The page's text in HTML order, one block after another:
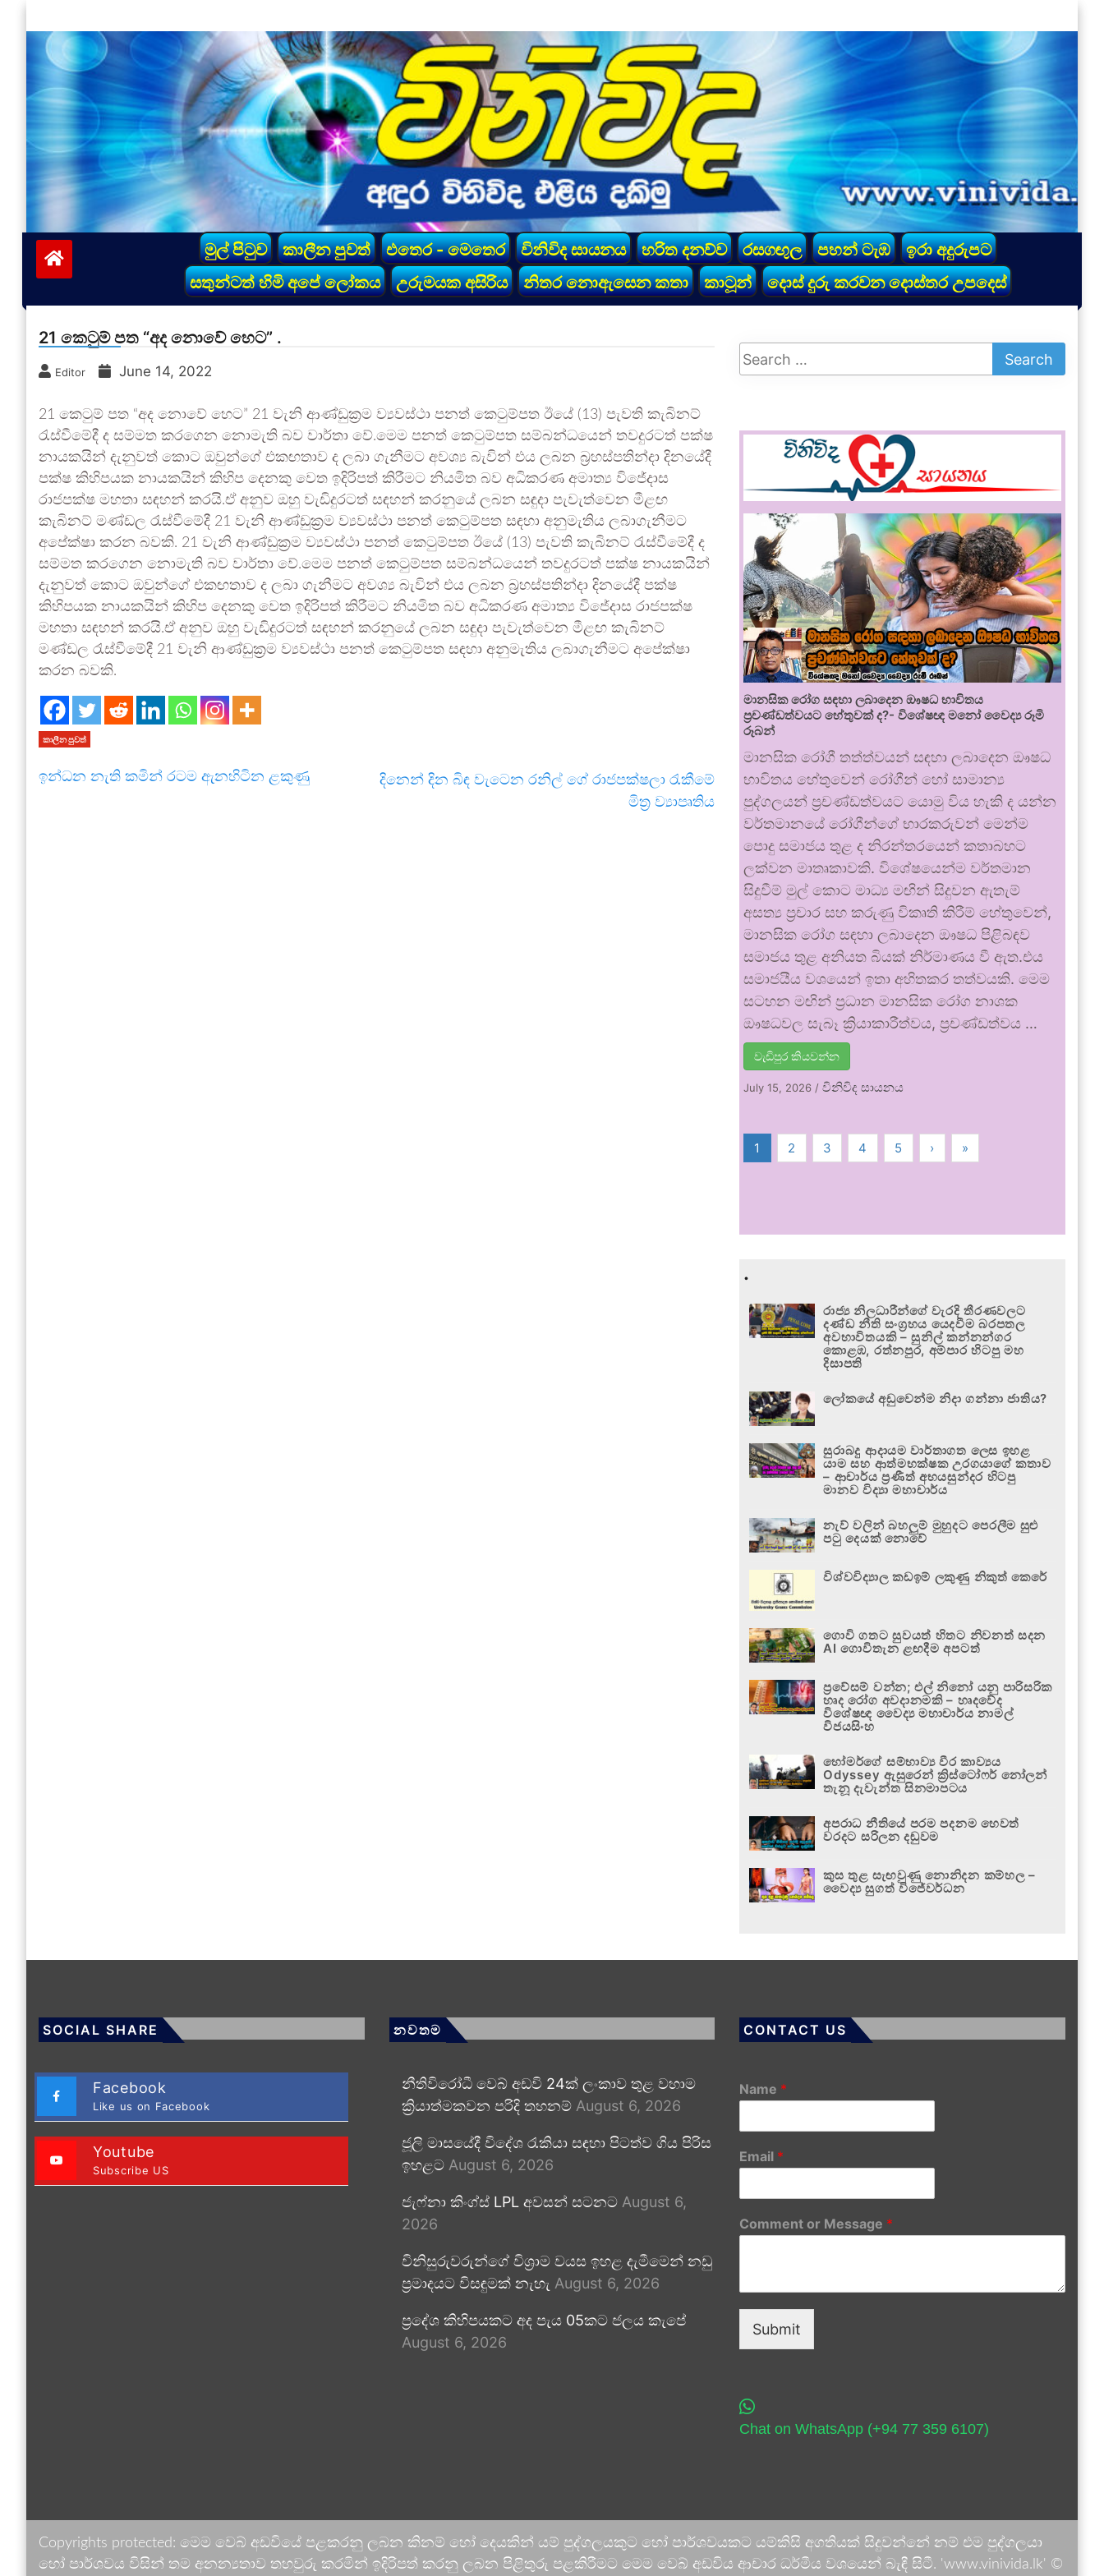
to
content
vinivida.lk
මුල් පිටුව කාලීන පුවත් එතෙර - මෙතෙර විනිවිද සායනය හරිත දනව්ව රසගඟුල පහන් ටැඹ
ඉරා අදුරුපට
සතුන්ටත් හිමි අපේ ලෝකය
උරුමයක අසිරිය නිතර නොඇසෙන කතා කාටූන් දොස් දුරු කරවන දොස්තර උපදෙස්
21 කෙටුම් පත “අද නොවේ හෙට” .
Editor June 14, 2022
21 කෙටුම් පත “අද නොවේ හෙට” 21 වැනි ආණ්ඩුක්‍රම ව්‍යවස්ථා පනත් කෙටුම්පත ඊයේ (13) පැවති කැබිනට්
රැස්වීමේදී ද සම්මත කරගෙන නොමැති බව වාර්තා වේ.මෙම පනත් කෙටුම්පත සම්බන්ධයෙන් තවදුරටත් පක්ෂ
නායකයින් දැනුවත් කොට ඔවුන්ගේ එකඟතාව ද ලබා ගැනීමට අවශ්‍ය බැවින් එය ලබන බ්‍රහස්පතින්දා දිනයේදී
පක්ෂ කිහිපයක නායකයින් කිහිප දෙනකු වෙත ඉදිරිපත් කිරීමට නියමිත බව අධිකරණ අමාත්‍ය විජේදාස
රාජපක්ෂ මහතා සඳහන් කරයි.ඒ අනුව ඔහු වැඩිදුරටත් සඳහන් කරනුයේ ලබන සඳුදා පැවැත්වෙන මීළඟ
කැබිනට් මණ්ඩල රැස්වීමේදී 21 වැනි ආණ්ඩුක්‍රම ව්‍යවස්ථා පනත් කෙටුම්පත සඳහා අනුමැතිය ලබාගැනීමට
අපේක්ෂා කරන බවකි. 21 වැනි ආණ්ඩුක්‍රම ව්‍යවස්ථා පනත් කෙටුම්පත ඊයේ (13) පැවති කැබිනට් රැස්වීමේදී ද
සම්මත කරගෙන නොමැති බව වාර්තා වේ.මෙම පනත් කෙටුම්පත සම්බන්ධයෙන් තවදුරටත් පක්ෂ නායකයින්
දැනුවත් කොට ඔවුන්ගේ එකඟතාව ද ලබා ගැනීමට අවශ්‍ය බැවින් එය ලබන බ්‍රහස්පතින්දා දිනයේදී පක්ෂ
කිහිපයක නායකයින් කිහිප දෙනකු වෙත ඉදිරිපත් කිරීමට නියමිත බව අධිකරණ අමාත්‍ය විජේදාස රාජපක්ෂ
මහතා සඳහන් කරයි.ඒ අනුව ඔහු වැඩිදුරටත් සඳහන් කරනුයේ ලබන සඳුදා පැවැත්වෙන මීළඟ කැබිනට්
මණ්ඩල රැස්වීමේදී 21 වැනි ආණ්ඩුක්‍රම ව්‍යවස්ථා පනත් කෙටුම්පත සඳහා අනුමැතිය ලබාගැනීමට අපේක්ෂා
කරන බවකි.
කාලීන පුවත්
ඉන්ධන නැති කමින් රටම ඇනහිටින ළකුණු
දිනෙන් දින බිඳ වැටෙන රනිල් ගේ රාජපක්ෂලා රැකීමේ
මිත්‍ර ව්‍යාපෘතිය
මානසික රෝග සඳහා ලබාදෙන ඖෂධ භාවිතය
ප්‍රචණ්ඩත්වයට හේතුවක් ද?- විශේෂඥ මනෝ වෛද්‍ය රූමි
රූබන්
මානසික රෝගී තත්ත්වයන් සඳහා ලබාදෙන ඖෂධ
භාවිතය හේතුවෙන් රෝගීන් හෝ සාමාන්‍ය
පුද්ගලයන් ප්‍රචණ්ඩත්වයට යොමු විය හැකි ද යන්න
වර්තමානයේ රෝගීන්ගේ භාරකරුවන් මෙන්ම
පොදු සමාජය තුළ ද නිරන්තරයෙන් කතාබහට
ලක්වන මාතෘකාවකි. විශේෂයෙන්ම වර්තමාන
සිදුවීම් මුල් කොට මාධ්‍ය මඟින් සිදුවන ඇතැම්
අසත්‍ය ප්‍රචාර සහ කරුණු විකෘති කිරීම් හේතුවෙන්,
මානසික රෝග සඳහා ලබාදෙන ඖෂධ පිළිබඳව
සමාජය තුළ අනියත බියක් නිර්මාණය වී ඇත.එය
සමාජයීය වශයෙන් ඉතා අහිතකර තත්වයකි. මෙම
සටහන මඟින් ප්‍රධාන මානසික රෝග නාශක
ඖෂධවල සැබෑ ක්‍රියාකාරීත්වය, ප්‍රචණ්ඩත්වය …
වැඩිපුර කියවන්න
July 15, 2026 /විනිවිද සායනය
1 2 3 4 5 › »
.
රාජ්‍ය නිලධාරීන්ගේ වැරදි තීරණවලට
දණ්ඩ නීති සංග්‍රහය යෙදවීම බරපතල
අවභාවිතයකි – සුනිල් කන්නන්ගර
කොළඹ, රත්නපුර, අම්පාර හිටපු මහ
දිසාපති
ලෝකයේ අඩුවෙන්ම නිදා ගන්නා ජාතිය?
සුරාබදු ආදායම වාර්තාගත ලෙස ඉහළ
යාම සහ ආත්මභක්ෂක උරගයාගේ කතාව
– ආචාර්ය ප්‍රණීත් අභයසුන්දර හිටපු
මානව විද්‍යා මහාචාර්ය
නැව් වලින් බහලුම් මුහුදට පෙරලීම සුළු
පටු දෙයක් නොවේ
විශ්වවිද්‍යාල කඩඉම් ලකුණු නිකුත් කෙරේ
ගොවි ගතට සුවයත් හිතට නිවනත් සදන
AI ගොවිතැන ළඟදීම අපටත්
ප්‍රවේසම් වන්න; එල් නිනෝ යනු පාරිසරික
හෘද රෝග අවදානමකි – හෘදවේද
විශේෂඥ වෛද්‍ය මහාචාර්ය නාමල්
විජයසිංහ
හෝමර්ගේ සම්භාව්‍ය වීර කාව්‍යය
Odyssey ඇසුරෙන් ක්‍රිස්ටෝෆර් නෝලන්
තැනූ දැවැන්ත සිනමාපටය
අපරාධ නීතියේ පරම පදනම හෙවත්
වරදට සරිලන දඬුවම
කුස තුළ සැඟවුණු නොනිදන කම්හල –
වෛද්‍ය සුගත් විජේවර්ධන
SOCIAL SHARE
Facebook
Like us on Facebook
Youtube
Subscribe US
නවතම
නීතිවිරෝධී වෙබ් අඩවි 24ක් ලංකාව තුළ වහාම
ක්‍රියාත්මකවන පරිදි තහනම් August 6, 2026
ජූලි මාසයේදී විදේශ රැකියා සඳහා පිටත්ව ගිය පිරිස
ඉහළට August 6, 2026
ජැෆ්නා කිංග්ස් LPL අවසන් සටනට August 6,
2026
විනිසුරුවරුන්ගේ විශ්‍රාම වයස ඉහළ දැමීමෙන් නඩු
ප්‍රමාදයට විසඳුමක් නැහැ August 6, 2026
ප්‍රදේශ කිහිපයකට අද පැය 05කට ජලය කැපේ
August 6, 2026
CONTACT US
Name *
Email *
Comment or Message *
Submit
Chat on WhatsApp (+94 77 359 6107)
Copyrights protected: මෙම වෙබ් අඩවියේ පළකරනු ලබන කිනම් හෝ දෙයකින් යම් පුද්ගලයකුට හෝ පාර්ශවයකට යම්කිසි අගතියක් සිදුවන්නේ නම් එම පුද්ගලයා
හෝ පාර්ශවය විසින් තම අනන්‍යතාව තහවුරු කරමින් ඉදිරිපත් කරනු ලබන පිළිතුරු පළකිරීමට මෙම වෙබ් අඩවිය ආචාර ධර්මීය වශයෙන් බැඳී සිටී. 'www.vinivida.lk' ©